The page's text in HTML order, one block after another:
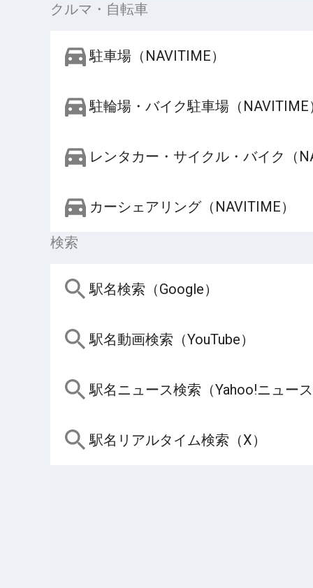
クルマ・自転車
駐車場（NAVITIME）
駐輪場・バイク駐車場（NAVITIME
レンタカー・サイクル・バイク（
カーシェアリング（NAVITIME）
検索
駅名検索（Google）
駅名動画検索（YouTube）
駅名ニュース検索（Yahoo!ニュー
駅名リアルタイム検索（X）